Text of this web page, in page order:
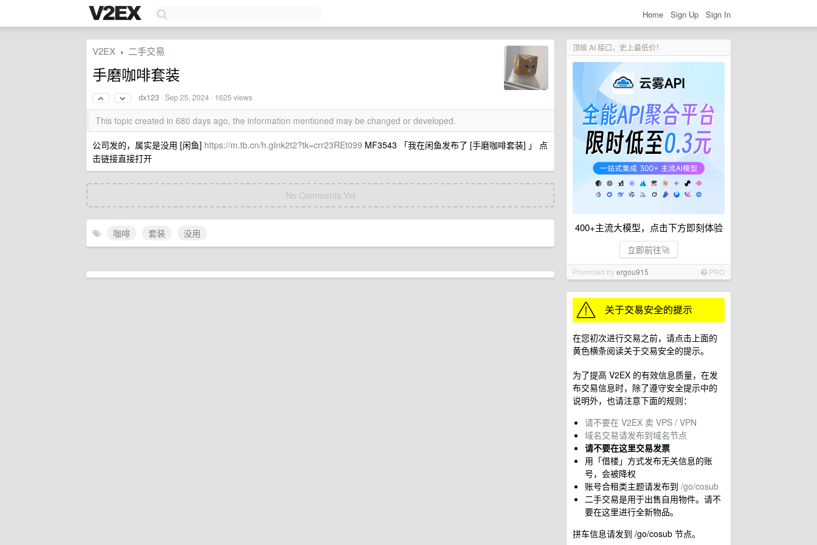
Home Sign Up Sign In
顶级 AI 接口，史上最低价！
400+主流大模型，点击下方即刻体验
立即前往🚀
Promoted byergou915 PRO
在您初次进行交易之前，请点击上面的
黄色横条阅读关于交易安全的提示。
为了提高 V2EX 的有效信息质量，在发
布交易信息时，除了遵守安全提示中的
说明外，也请注意下面的规则：
请不要在 V2EX 卖 VPS / VPN
域名交易请发布到域名节点
请不要在这里交易发票
用「借楼」方式发布无关信息的账
号，会被降权
账号合租类主题请发布到 /go/cosub
二手交易是用于出售自用物件。请不
要在这里进行全新物品。
拼车信息请发到 /go/cosub 节点。
V2EX › 二手交易
手磨咖啡套装
dx123 ·Sep 25, 2024 · 1625 views
This topic created in 680 days ago, the information mentioned may be changed or developed.
公司发的，属实是没用 [闲鱼] https://m.tb.cn/h.gInk2t2?tk=crr23REt099 MF3543 「我在闲鱼发布了 [手磨咖啡套装] 」 点
击链接直接打开
No Comments Yet
咖啡 套装 没用